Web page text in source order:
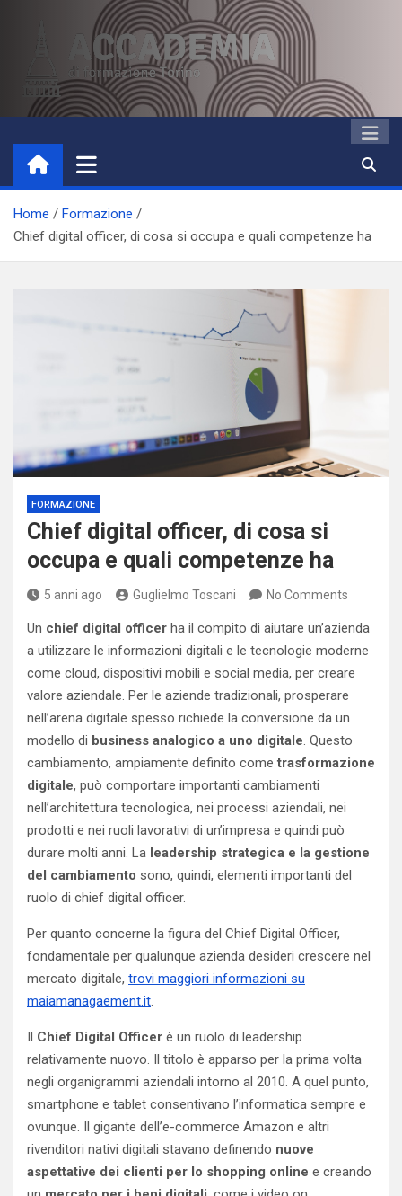
Accademia di Formazione
Torino
Studi accademici e corsi di formazione
Home
Formazione
Chief digital officer, di cosa si occupa e quali competenze ha
FORMAZIONE
Chief digital officer, di cosa si
occupa e quali competenze ha
5 anni ago Guglielmo Toscani No Comments
Un chief digital officer ha il compito di aiutare un’azienda
a utilizzare le informazioni digitali e le tecnologie moderne
come cloud, dispositivi mobili e social media, per creare
valore aziendale. Per le aziende tradizionali, prosperare
nell’arena digitale spesso richiede la conversione da un
modello di business analogico a uno digitale. Questo
cambiamento, ampiamente definito cometrasformazione
digitale, può comportare importanti cambiamenti
nell’architettura tecnologica, nei processi aziendali, nei
prodotti e nei ruoli lavorativi di un’impresa e quindi può
durare molti anni. La leadership strategica e la gestione
del cambiamento sono, quindi, elementi importanti del
ruolo di chief digital officer.
Per quanto concerne la figura del Chief Digital Officer,
fondamentale per qualunque azienda desideri crescere nel
mercato digitale, trovi maggiori informazioni su
maiamanagaement.it.
Il Chief Digital Officer è un ruolo di leadership
relativamente nuovo. Il titolo è apparso per la prima volta
negli organigrammi aziendali intorno al 2010. A quel punto,
smartphone e tablet consentivano l’informatica sempre e
ovunque. Il gigante dell’e-commerce Amazon e altri
rivenditori nativi digitali stavano definendo nuove
aspettative dei clienti per lo shopping online e creando